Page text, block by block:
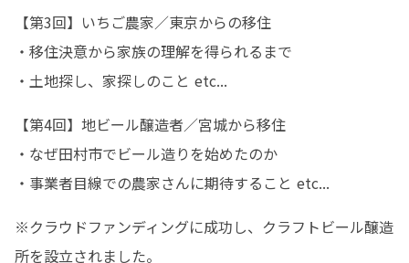
【第3回】いちご農家／東京からの移住
・移住決意から家族の理解を得られるまで
・土地探し、家探しのこと etc...
【第4回】地ビール醸造者／宮城から移住
・なぜ田村市でビール造りを始めたのか
・事業者目線での農家さんに期待すること etc...
※クラウドファンディングに成功し、クラフトビール醸造